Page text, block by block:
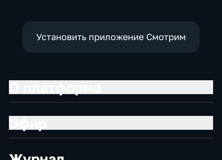
Установить приложение Смотрим